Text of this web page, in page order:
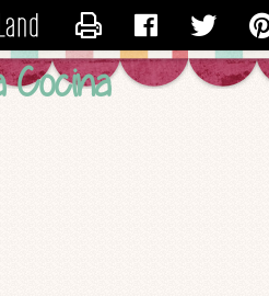
Cocina
CONTACTER